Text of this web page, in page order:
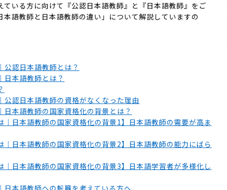
いる方に向けて『公認日本語教師』と『日本語教師』をご
語教師と日本語教師の違い」について解説していますの
認日本語教師とは？
日本語教師とは？
認日本語教師の資格がなくなった理由
本語教師の国家資格化の背景とは？
日本語教師の国家資格化の背景1】日本語教師の需要が高ま
日本語教師の国家資格化の背景2】日本語教師の能力にばら
日本語教師の国家資格化の背景3】日本語学習者が多様化し